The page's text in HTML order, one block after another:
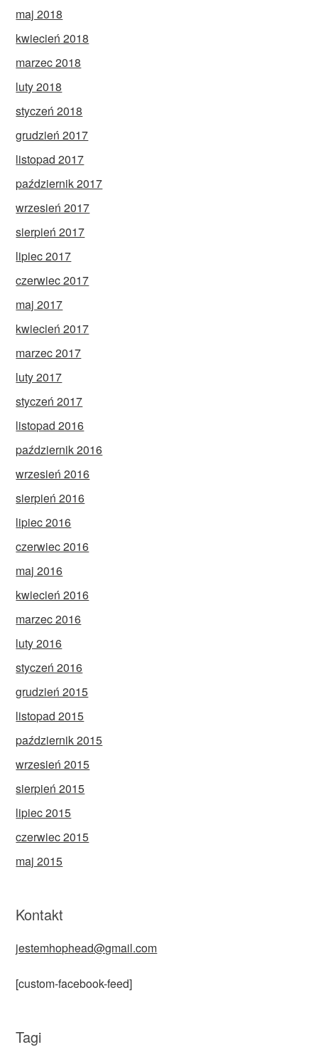
maj 2018
kwiecień 2018
marzec 2018
luty 2018
styczeń 2018
grudzień 2017
listopad 2017
październik 2017
wrzesień 2017
sierpień 2017
lipiec 2017
czerwiec 2017
maj 2017
kwiecień 2017
marzec 2017
luty 2017
styczeń 2017
listopad 2016
październik 2016
wrzesień 2016
sierpień 2016
lipiec 2016
czerwiec 2016
maj 2016
kwiecień 2016
marzec 2016
luty 2016
styczeń 2016
grudzień 2015
listopad 2015
październik 2015
wrzesień 2015
sierpień 2015
lipiec 2015
czerwiec 2015
maj 2015
Kontakt
jestemhophead@gmail.com
[custom-facebook-feed]
Tagi